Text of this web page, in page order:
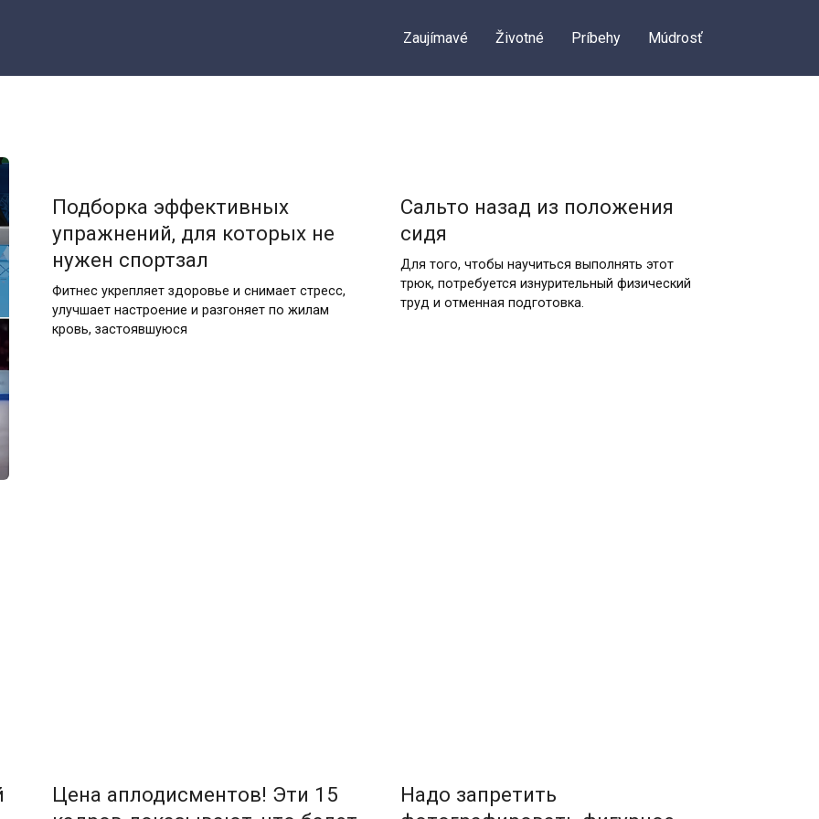
Zaujímavé Životné Príbehy Múdrosť
Подборка эффективных
упражнений, для которых не
нужен спортзал
Фитнес укрепляет здоровье и снимает стресс,
улучшает настроение и разгоняет по жилам
кровь, застоявшуюся
Сальто назад из положения
сидя
Для того, чтобы научиться выполнять этот
трюк, потребуется изнурительный физический
труд и отменная подготовка.
Цена аплодисментов! Эти 15
Надо запретить